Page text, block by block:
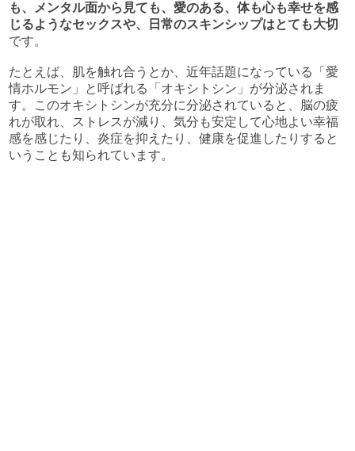
も、メンタル面から見ても、愛のある、体も心も幸せを感
じるようなセックスや、日常のスキンシップはとても大切
です。
たとえば、肌を触れ合うとか、近年話題になっている「愛
情ホルモン」と呼ばれる「オキシトシン」が分泌されま
す。このオキシトシンが充分に分泌されていると、脳の疲
れが取れ、ストレスが減り、気分も安定して心地よい幸福
感を感じたり、炎症を抑えたり、健康を促進したりすると
いうことも知られています。